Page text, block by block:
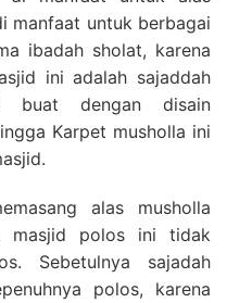
manfaat untuk berbagai
ibadah sholat, karena
ini adalah sajaddah
buat dengan disain
Karpet musholla ini
alas musholla
masjid polos ini tidak
Sebetulnya sajadah
polos, karena